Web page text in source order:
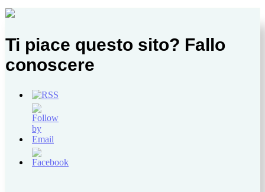
Ti piace questo sito? Fallo
conoscere